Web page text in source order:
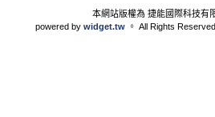
本網站版權為 捷能國際科技有
powered by widget.tw 。 All Rights